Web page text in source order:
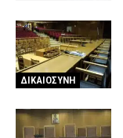
ΔΙΚΑΙΟΣΥΝΗ